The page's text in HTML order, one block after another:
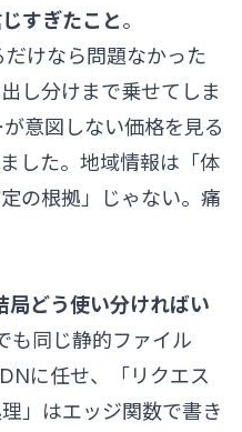
すぎたこと。
けなら問題なかった
し分けまで乗せてしま
意図しない価格を見る
した。地域情報は「体
の根拠」じゃない。痛
局どう使い分ければい
も同じ静的ファイル
に任せ、「リクエス
」はエッジ関数で書き